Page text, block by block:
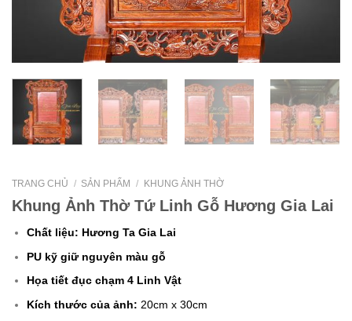
TRANG CHỦ / SẢN PHẨM / KHUNG ẢNH THỜ
Khung Ảnh Thờ Tứ Linh Gỗ Hương Gia Lai
Chất liệu: Hương Ta Gia Lai
PU kỹ giữ nguyên màu gỗ
Họa tiết đục chạm 4 Linh Vật
Kích thước của ảnh: 20cm x 30cm